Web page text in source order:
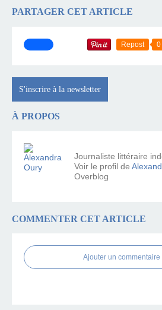
PARTAGER CET ARTICLE
Repost 0
S'inscrire à la newsletter
À PROPOS
Journaliste littéraire
Voir le profil de
Overblog
COMMENTER CET ARTICLE
Ajouter un commentaire